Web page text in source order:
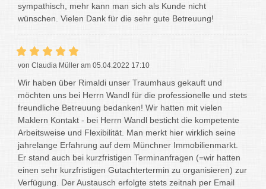
sympathisch, mehr kann man sich als Kunde nicht
wünschen. Vielen Dank für die sehr gute Betreuung!
von Claudia Müller am 05.04.2022 17:10
Wir haben über Rimaldi unser Traumhaus gekauft und
möchten uns bei Herrn Wandl für die professionelle und stets
freundliche Betreuung bedanken! Wir hatten mit vielen
Maklern Kontakt - bei Herrn Wandl besticht die kompetente
Arbeitsweise und Flexibilität. Man merkt hier wirklich seine
jahrelange Erfahrung auf dem Münchner Immobilienmarkt.
Er stand auch bei kurzfristigen Terminanfragen (=wir hatten
einen sehr kurzfristigen Gutachtertermin zu organisieren) zur
Verfügung. Der Austausch erfolgte stets zeitnah per Email